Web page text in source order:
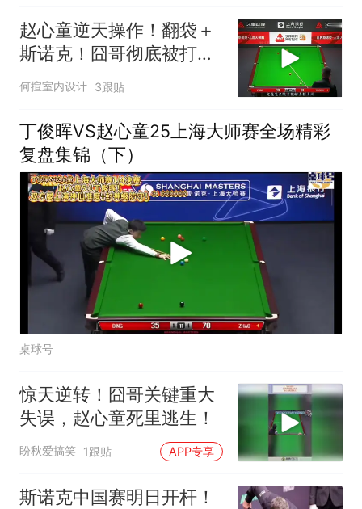
赵心童逆天操作！翻袋＋
斯诺克！囧哥彻底被打
麻！
何揎室内设计 3跟贴
丁俊晖VS赵心童25上海大师赛全场精彩
复盘集锦（下）
桌球号
惊天逆转！囧哥关键重大
失误，赵心童死里逃生！
盼秋爱搞笑 1跟贴 APP专享
斯诺克中国赛明日开杆！